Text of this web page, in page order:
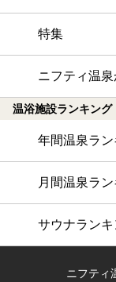
特集
ニフティ温
温浴施設ランキング
年間温泉ラ
月間温泉ラ
サウナラン
ニフティ